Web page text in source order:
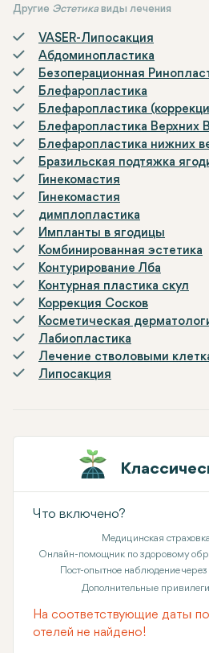
Другие Эстетика виды лечения
VASER-Липосакция
Абдоминопластика
Безоперационная
Блефаропластика
Блефаропластика
Блефаропластика Верхних
Блефаропластика нижних
Бразильская подтяжка
Гинекомастия
Гинекомастия
димплопластика
Импланты в ягодицы
Комбинированная эстетика
Контурирование Лба
Контурная пластика скул
Коррекция Сосков
Косметическая
Лабиопластика
Лечение стволовыми
Липосакция
Что включено?
Медицинская страховка
Онлайн-помощник по здоровому
Пост-опытное наблюдение
Дополнительные
На соответствующие даты
отелей не найдено!